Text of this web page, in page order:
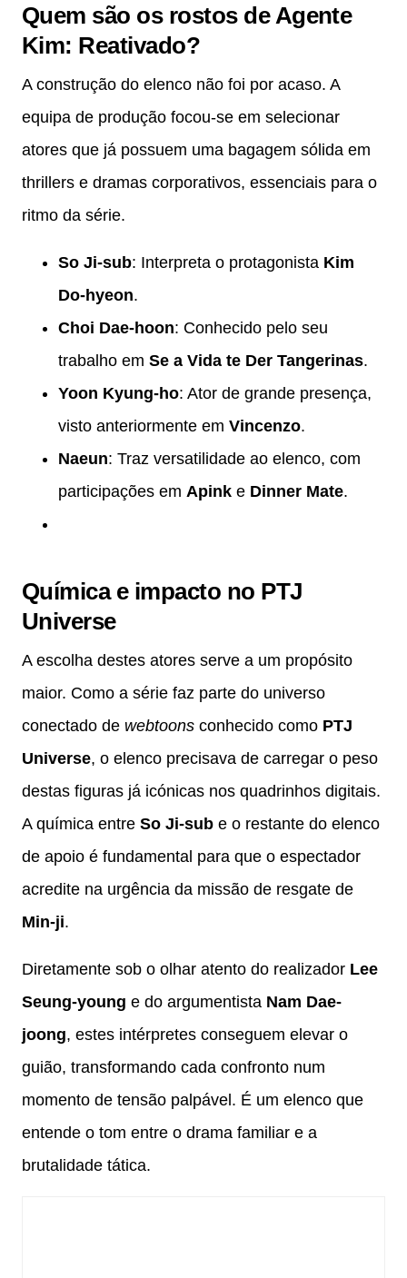
Quem são os rostos de Agente
Kim: Reativado?
A construção do elenco não foi por acaso. A
equipa de produção focou-se em selecionar
atores que já possuem uma bagagem sólida em
thrillers e dramas corporativos, essenciais para o
ritmo da série.
So Ji-sub: Interpreta o protagonista Kim
Do-hyeon.
Choi Dae-hoon: Conhecido pelo seu
trabalho em Se a Vida te Der Tangerinas.
Yoon Kyung-ho: Ator de grande presença,
visto anteriormente em Vincenzo.
Naeun: Traz versatilidade ao elenco, com
participações em Apink e Dinner Mate.
Química e impacto no PTJ
Universe
A escolha destes atores serve a um propósito
maior. Como a série faz parte do universo
conectado de webtoons conhecido como PTJ
Universe, o elenco precisava de carregar o peso
destas figuras já icónicas nos quadrinhos digitais.
A química entre So Ji-sub e o restante do elenco
de apoio é fundamental para que o espectador
acredite na urgência da missão de resgate de
Min-ji.
Diretamente sob o olhar atento do realizador Lee
Seung-young e do argumentista Nam Dae-
joong, estes intérpretes conseguem elevar o
guião, transformando cada confronto num
momento de tensão palpável. É um elenco que
entende o tom entre o drama familiar e a
brutalidade tática.